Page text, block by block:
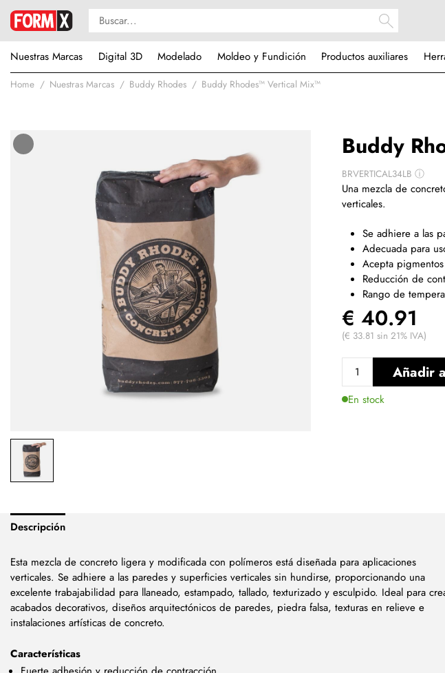
Nuestras Marcas
Digital 3D Modelado Moldeo y Fundición Productos auxiliares
Home Nuestras Marcas Buddy Rhodes Buddy Rhodes™ Vertical Mix™
Buddy
BRVERTICAL34LBⓘ
Una mezcla de
verticales.
Se adhiere a las
Adecuada para
Acepta
Reducción de
Rango de
€ 40.91
(€ 33.81 sin 21% IVA)
Añadir
En stock
Descripción
Esta mezcla de concreto ligera y modificada con polímeros está diseñada para aplicaciones
verticales. Se adhiere a las paredes y superficies verticales sin hundirse, proporcionando una
excelente trabajabilidad para llaneado, estampado, tallado, texturizado y esculpido. Ideal para
acabados decorativos, diseños arquitectónicos de paredes, piedra falsa, texturas en relieve e
instalaciones artísticas de concreto.
Características